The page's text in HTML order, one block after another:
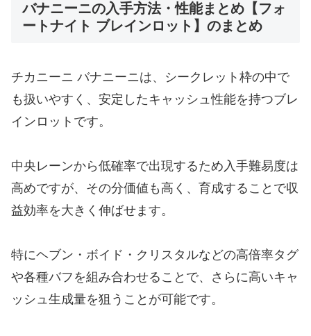
バナニーニの入手方法・性能まとめ【フォ
ートナイト ブレインロット】のまとめ
チカニーニ バナニーニは、シークレット枠の中で
も扱いやすく、安定したキャッシュ性能を持つブレ
インロットです。
中央レーンから低確率で出現するため入手難易度は
高めですが、その分価値も高く、育成することで収
益効率を大きく伸ばせます。
特にヘブン・ボイド・クリスタルなどの高倍率タグ
や各種バフを組み合わせることで、さらに高いキャ
ッシュ生成量を狙うことが可能です。